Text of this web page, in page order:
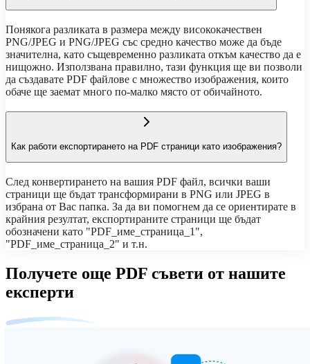
Понякога разликата в размера между висококачествен
PNG/JPEG и PNG/JPEG със средно качество може да бъде
значителна, като същевременно разликата откъм качество да е
нищожно. Използвана правилно, тази функция ще ви позволи
да създавате PDF файлове с множество изображения, които
обаче ще заемат много по-малко място от обичайното.
Как работи експортирането на PDF страници като изображения?
След конвертирането на вашия PDF файл, всички ваши
страници ще бъдат трансформирани в PNG или JPEG в
избрана от Вас папка. За да ви помогнем да се ориентирате в
крайния резултат, експортираните страници ще бъдат
обозначени като "PDF_име_страница_1",
"PDF_име_страница_2" и т.н.
Получете още PDF съвети от нашите
експерти